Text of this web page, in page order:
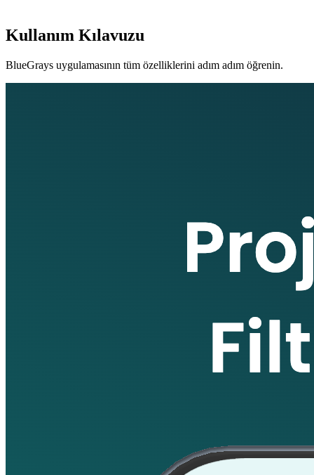
Kullanım Kılavuzu
BlueGrays uygulamasının tüm özelliklerini adım adım öğrenin.